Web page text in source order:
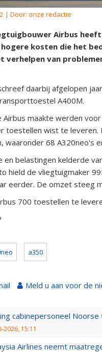
| Door: onze redactie
Airbus
kosten die het
verhelpen van
daarbij afgelopen
A400M.
Airbus maakte werden
toestellen wist te leveren.
waaronder 68 A320neo's
belastingen kelderde
hield de vliegtuigmaker
eerder. De omzet steeg
700 toestellen te
a350
Meld u aan voor de
cabinepersoneel
2026, 15:11
Airlines neemt